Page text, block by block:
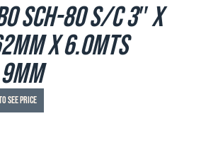
SCH-80 S/C 3″ x
x 6.0mts
see price